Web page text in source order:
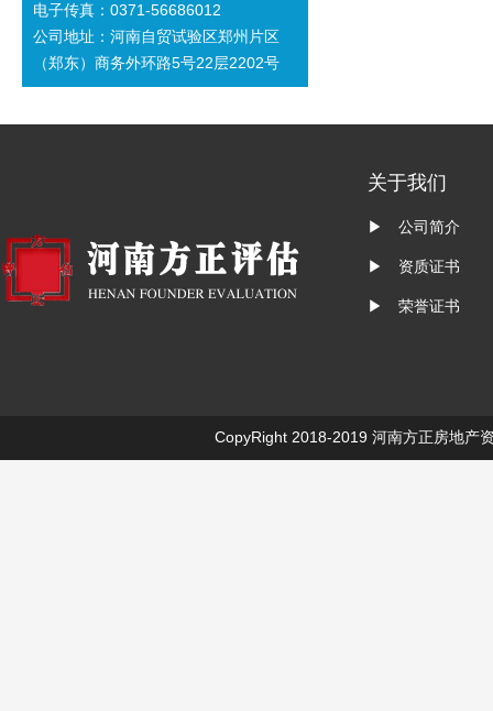
电子传真：0371-56686012
公司地址：河南自贸试验区郑州片区
（郑东）商务外环路5号22层2202号
关于我们
▶ 公司简介
▶ 资质证书
▶ 荣誉证书
CopyRight 2018-2019 河南方正房地产